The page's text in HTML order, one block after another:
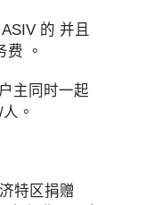
的 并且
费 。
主同时一起
。
特区捐赠